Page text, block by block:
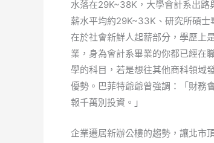
水落在29K~38K，大學會計系出
薪水平均約29K~33K、研究所碩
在於社會新鮮人起薪部分，學歷上
業，身為會計系畢業的你都已經在
學的科目，若是想往其他商科領域
優勢。巴菲特爺爺曾強調：「財務
報千萬別投資。」
企業遷居新辦公樓的趨勢，讓北市